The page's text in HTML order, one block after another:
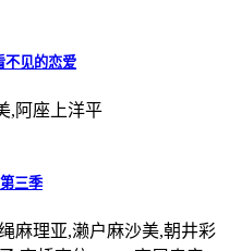
不见的恋爱
,阿座上洋平
三季
麻理亚,濑户麻沙美,朝井彩